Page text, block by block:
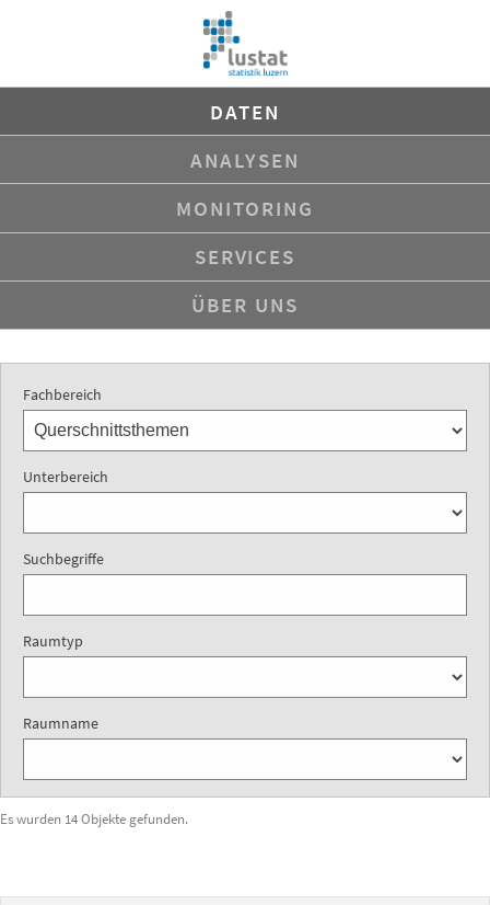
DATEN
ANALYSEN
MONITORING
SERVICES
ÜBER UNS
Fachbereich
Unterbereich
Suchbegriffe
Raumtyp
Raumname
Es wurden 14 Objekte gefunden.